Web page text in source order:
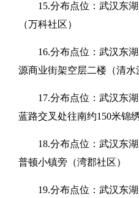
15.分布点位：武汉东
（万科社区）
16.分布点位：武汉东
源商业街架空层二楼（清水
17.分布点位：武汉东
蓝路交叉处往南约150米锦
18.分布点位：武汉东湖
普顿小镇旁（湾郡社区）
19.分布点位：武汉东